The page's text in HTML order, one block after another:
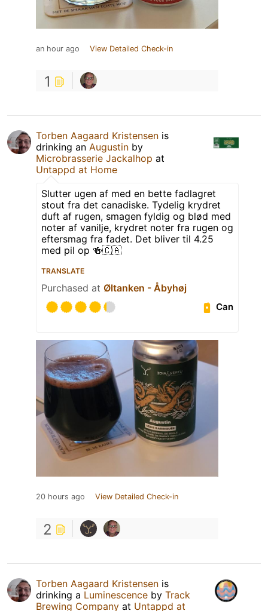
an hour ago View Detailed Check-in
1
Torben Aagaard Kristensen is
drinking an Augustin by
Microbrasserie Jackalhop at
Untappd at Home
Slutter ugen af med en bette fadlagret
stout fra det canadiske. Tydelig krydret
duft af rugen, smagen fyldig og blød med
noter af vanilje, krydret noter fra rugen og
eftersmag fra fadet. Det bliver til 4.25
med pil op 🍻🇨🇦
TRANSLATE
Purchased at Øltanken - Åbyhøj
Can
20 hours ago View Detailed Check-in
2
Torben Aagaard Kristensen is
drinking a Luminescence by Track
Brewing Company at Untappd at